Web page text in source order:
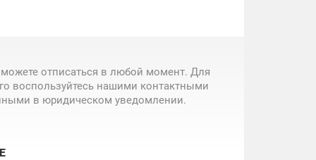
отписаться в любой момент. Для
воспользуйтесь нашими контактными
в юридическом уведомлении.